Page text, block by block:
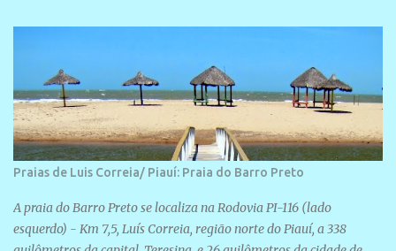
Praias de Luis Correia/ Piauí: Praia do Barro Preto
A praia do Barro Preto se localiza na Rodovia PI-116 (lado
esquerdo) - Km 7,5, Luís Correia, região norte do Piauí, a 338